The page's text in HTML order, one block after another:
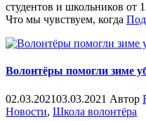
студентов и школьников от
Что мы чувствуем, когда
Волонтёры помогли зиме
02.03.202103.03.2021 Автор
Новости, Школа волонтёра